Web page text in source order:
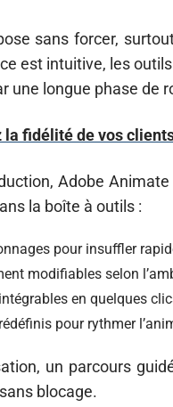
sans forcer,
est intuitive, les
une longue phase de
la fidélité de vos
Adobe
la boîte à outils :
pour insuffler
modifiables selon
en quelques
pour rythmer
un parcours
blocage.